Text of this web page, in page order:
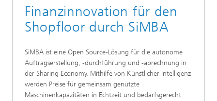
Finanzinnovation für den
Shopfloor durch SiMBA
SiMBA ist eine Open Source-Lösung für die autonome
Auftragserstellung, -durchführung und -abrechnung in
der Sharing Economy. Mithilfe von Künstlicher Intelligenz
werden Preise für gemeinsam genutzte
Maschinenkapazitäten in Echtzeit und bedarfsgerecht